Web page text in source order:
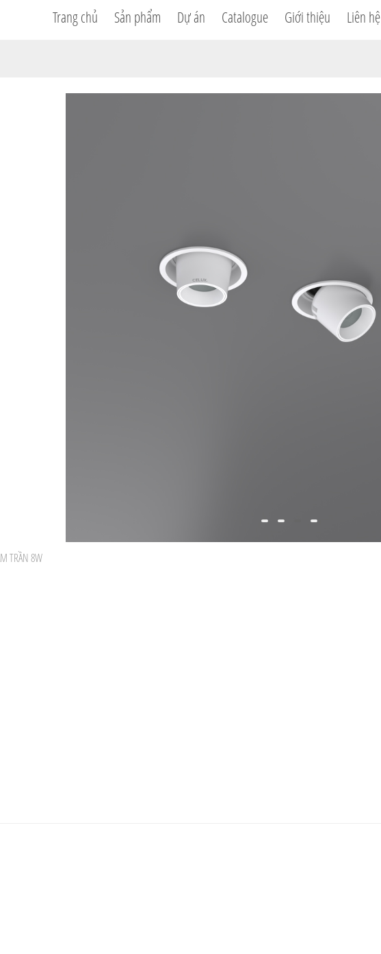
Trang chủ Sản phẩm Dự án Catalogue Giới thiệu Liên hệ
TRẦN 8W